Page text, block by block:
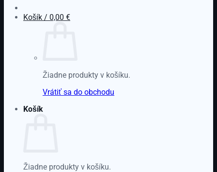
Košík / 0,00 €
Žiadne produkty v košíku.
Vrátiť sa do obchodu
Košík
Žiadne produkty v košíku.